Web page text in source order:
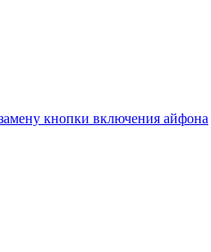
кнопки включения айфона